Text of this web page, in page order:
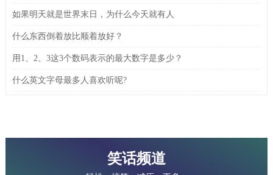
如果明天就是世界末日，为什么今天就有人
什么东西倒着放比顺着放好？
用1、2、3这3个数码表示的最大数字是多少？
什么英文字母最多人喜欢听呢?
笑话频道